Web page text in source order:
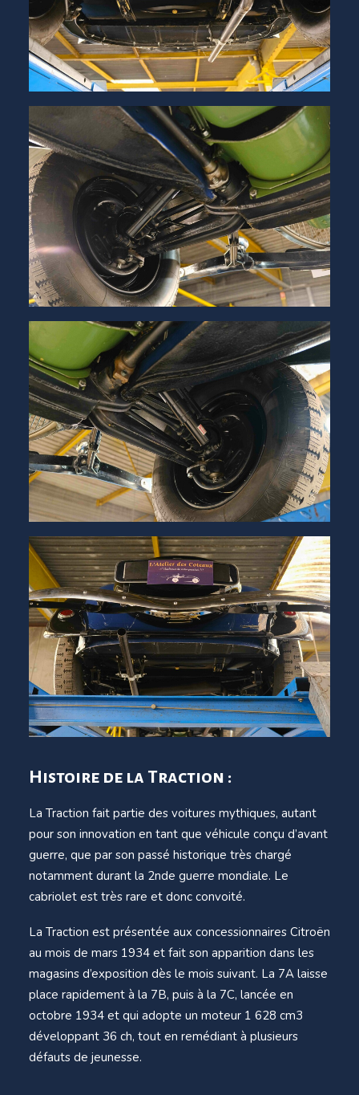
Histoire de la Traction :
La Traction fait partie des voitures mythiques, autant
pour son innovation en tant que véhicule conçu d’avant
guerre, que par son passé historique très chargé
notamment durant la 2nde guerre mondiale. Le
cabriolet est très rare et donc convoité.
La Traction est présentée aux concessionnaires Citroën
au mois de mars 1934 et fait son apparition dans les
magasins d’exposition dès le mois suivant. La 7A laisse
place rapidement à la 7B, puis à la 7C, lancée en
octobre 1934 et qui adopte un moteur 1 628 cm3
développant 36 ch, tout en remédiant à plusieurs
défauts de jeunesse.